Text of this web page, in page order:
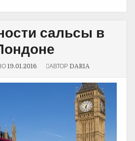
сальсы в
19.01.2016 АВТОР DARIA